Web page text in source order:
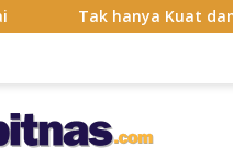
Kuat dan Bertahan